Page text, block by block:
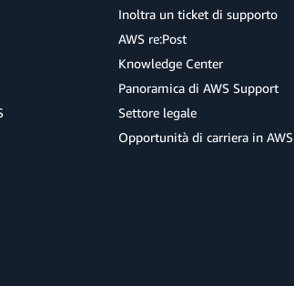
Inoltra un ticket di supporto
AWS re:Post
Knowledge Center
Panoramica di AWS Support
Settore legale
Opportunità di carriera in AWS